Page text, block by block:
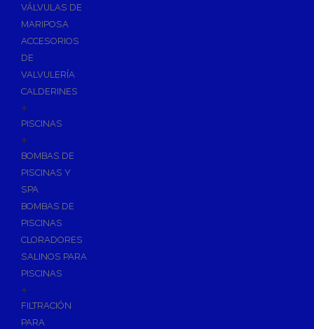
VÁLVULAS DE
MARIPOSA
ACCESORIOS
DE
VALVULERÍA
CALDERINES
+
PISCINAS
+
BOMBAS DE
PISCINAS Y
SPA
BOMBAS DE
PISCINAS
CLORADORES
SALINOS PARA
PISCINAS
+
FILTRACIÓN
PARA